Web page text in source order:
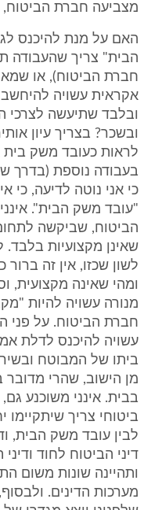
מצביעה חברת הביטוח,
האם על מנת להיכנס
הבית" צריך שהעבודה
חברת הביטוח), או
אקראית עשויה
ובלבד שתיעשה לצרכי
ובשכר? בצריך עיון
לראות כעובד משק
בעבודה נוספת (בדרך
כי אני נוטה לדיעה, כי
"עובד משק הבית".
הביטוח, שביקשה
שאינן מקצועיות
לשון שכזו, אין זה
ומהי שאינה מקצועית,
מנורה עשויה להיות
חברת הביטוח. על פני
עשויה להיכנס לדלת
ביתו של המבוטח
מן הישוב, שהרי מדובר
בבית. אינני משוכנע
ביטוחי צריך שיתקיימו
לבין עובד משק הבית,
דיני הביטוח לחוד
ותהיינה שונות משום
מערכות הדינים.